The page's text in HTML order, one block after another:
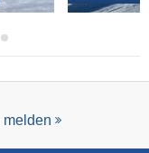
melden